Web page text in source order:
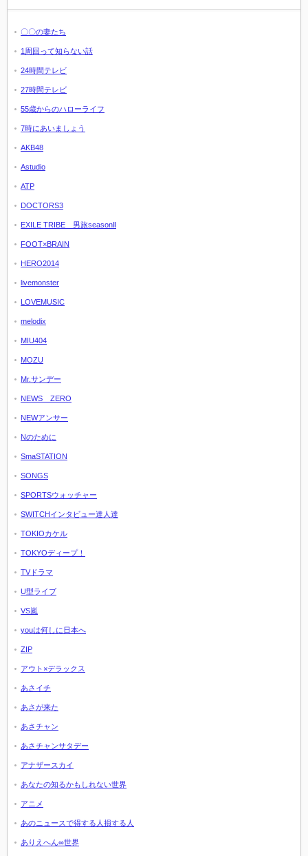
〇〇の妻たち
1周回って知らない話
24時間テレビ
27時間テレビ
55歳からのハローライフ
7時にあいましょう
AKB48
Astudio
ATP
DOCTORS3
EXILE TRIBE 男旅seasonⅡ
FOOT×BRAIN
HERO2014
livemonster
LOVEMUSIC
melodix
MIU404
MOZU
Mr.サンデー
NEWS ZERO
NEWアンサー
Nのために
SmaSTATION
SONGS
SPORTSウォッチャー
SWITCHインタビュー達人達
TOKIOカケル
TOKYOディープ！
TVドラマ
U型ライブ
VS嵐
youは何しに日本へ
ZIP
アウト×デラックス
あさイチ
あさが来た
あさチャン
あさチャンサタデー
アナザースカイ
あなたの知るかもしれない世界
アニメ
あのニュースで得する人損する人
ありえへん∞世界